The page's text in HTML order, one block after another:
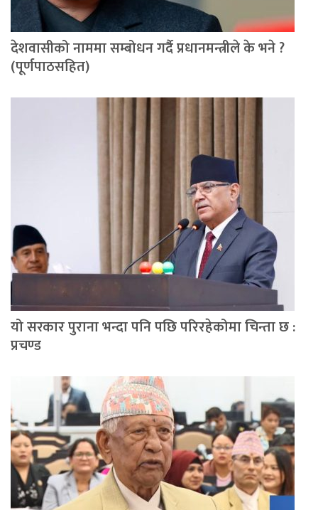
देशवासीको नाममा सम्बोधन गर्दै प्रधानमन्त्रीले के भने ?
(पूर्णपाठसहित)
यो सरकार पुराना भन्दा पनि पछि परिरहेकोमा चिन्ता छ :
प्रचण्ड